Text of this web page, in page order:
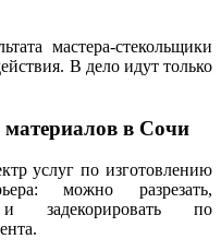
мастера-стекольщики
В дело идут только
материалов в Сочи
услуг по изготовлению
можно разрезать,
и задекорировать по